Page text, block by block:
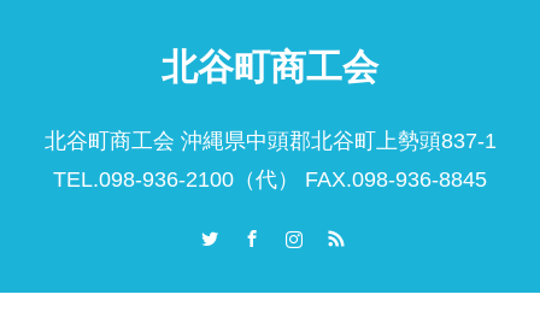
北谷町商工会
北谷町商工会 沖縄県中頭郡北谷町上勢頭837-1
TEL.098-936-2100（代） FAX.098-936-8845
Instagram
RSS